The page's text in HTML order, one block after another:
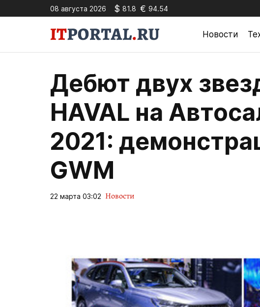
08 августа 2026 $ 81.8 € 94.54
Новости
Дебют двух
HAVAL на
2021:
GWM
22 марта 03:02 Новости